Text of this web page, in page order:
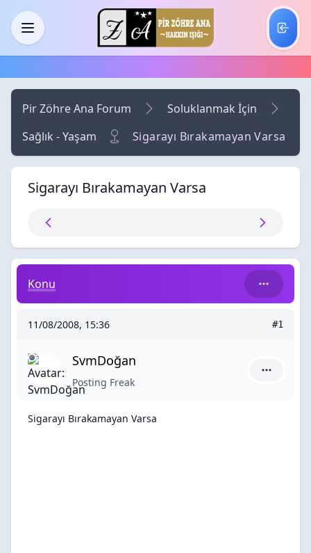
Skip to main content
Menü
Pir Zöhre Ana Forum
Soluklanmak İçin
Sağlık - Yaşam
Sigarayı Bırakamayan Varsa
Sigarayı Bırakamayan Varsa
Sigarayı Bırakamayan Varsa
Konu
11/08/2008, 15:36 #1
SvmDoğan
Posting Freak
Sigarayı Bırakamayan Varsa